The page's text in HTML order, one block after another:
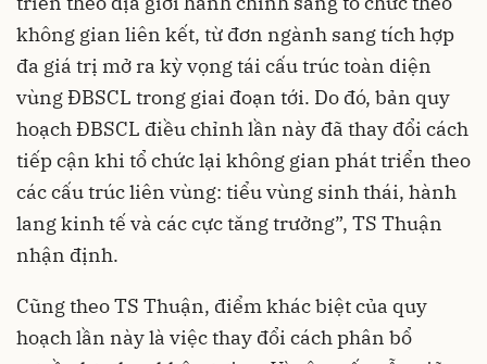
không gian liên kết, từ đơn ngành sang tích hợp
đa giá trị mở ra kỳ vọng tái cấu trúc toàn diện
vùng ĐBSCL trong giai đoạn tới. Do đó, bản quy
hoạch ĐBSCL điều chỉnh lần này đã thay đổi cách
tiếp cận khi tổ chức lại không gian phát triển theo
các cấu trúc liên vùng: tiểu vùng sinh thái, hành
lang kinh tế và các cực tăng trưởng”, TS Thuận
nhận định.
Cũng theo TS Thuận, điểm khác biệt của quy
hoạch lần này là việc thay đổi cách phân bổ